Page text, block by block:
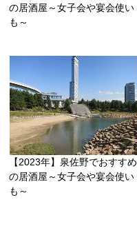
の居酒屋～女子会や宴会使い
も～
【2023年】泉佐野でおすすめ
の居酒屋～女子会や宴会使い
も～